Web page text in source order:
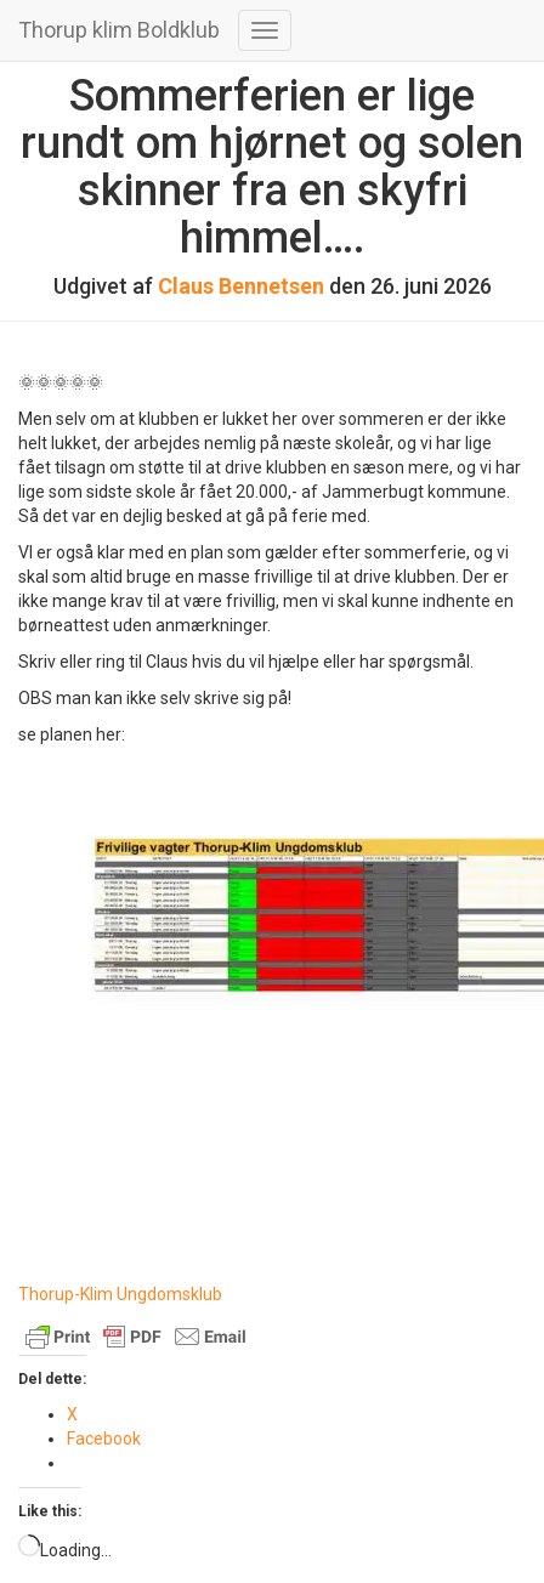
Thorup klim Boldklub
Skift
Sommerferien er lige
rundt om hjørnet og solen
skinner fra en skyfri
himmel….
Udgivet af Claus Bennetsen den 26. juni 2026
🌞🌞🌞🌞🌞
Men selv om at klubben er lukket her over sommeren er der ikke
helt lukket, der arbejdes nemlig på næste skoleår, og vi har lige
fået tilsagn om støtte til at drive klubben en sæson mere, og vi har
lige som sidste skole år fået 20.000,- af Jammerbugt kommune.
Så det var en dejlig besked at gå på ferie med.
VI er også klar med en plan som gælder efter sommerferie, og vi
skal som altid bruge en masse frivillige til at drive klubben. Der er
ikke mange krav til at være frivillig, men vi skal kunne indhente en
børneattest uden anmærkninger.
Skriv eller ring til Claus hvis du vil hjælpe eller har spørgsmål.
OBS man kan ikke selv skrive sig på!
se planen her:
Thorup-Klim Ungdomsklub
Del dette:
X
Facebook
Like this:
Loading…